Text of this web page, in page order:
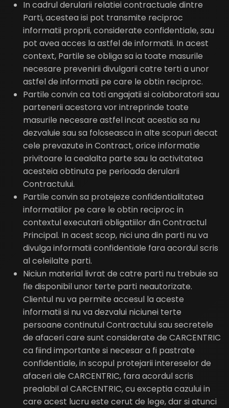
In cadrul derularii relatiei contractuale dintre
Parti, acestea isi pot transmite reciproc
informatii proprii, considerate confidentiale, sau
pot avea acces la astfel de informatii. In acest
context, Partile se obliga sa ia toate masurile
necesare prevenirii divulgarii catre terti a unor
astfel de informatii pe care le obtin reciproc.
Partile convin ca toti angajatii si colaboratorii sau
partenerii acestora vor intreprinde toate
masurile necesare astfel incat acestia sa nu
dezvaluie sau sa foloseasca in alte scopuri decat
cele prevazute in Contract, orice informatie
privitoare la cealalta parte sau la activitatea
acesteia obtinuta pe perioada derularii
Contractului.
Partile convin sa protejeze confidentialitatea
informatiilor pe care le obtin reciproc in
contextul executarii obligatiilor din Contractul
Principal. In acest scop, nici una din parti nu va
divulga informatii confidentiale fara acordul scris
al celeilalte parti.
Niciun material livrat de catre parti nu trebuie sa
fie disponibil unor terte parti neautorizate.
Clientul nu va permite accesul la aceste
informatii si nu va dezvalui niciunei terte
persoane continutul Contractului sau secretele
de afaceri care sunt considerate de CARCENTRIC
ca fiind importante si necesar a fi pastrate
confidentiale, in scopul protejarii intereselor de
afaceri ale CARCENTRIC, fara acordul scris
prealabil al CARCENTRIC, cu exceptia cazului in
care acest lucru este cerut de lege, dar si atunci